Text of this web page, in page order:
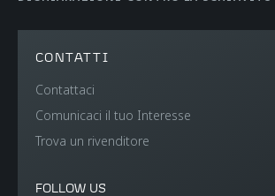
CONTATTI
Contattaci
Comunicaci il tuo Interesse
Trova un rivenditore
FOLLOW US